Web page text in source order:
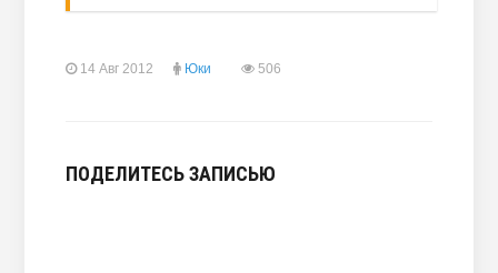
14 Авг 2012 Юки 506
ПОДЕЛИТЕСЬ ЗАПИСЬЮ